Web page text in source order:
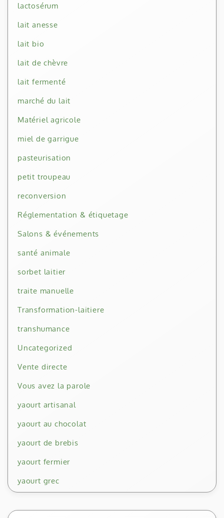
lactosérum
lait anesse
lait bio
lait de chèvre
lait fermenté
marché du lait
Matériel agricole
miel de garrigue
pasteurisation
petit troupeau
reconversion
Réglementation & étiquetage
Salons & événements
santé animale
sorbet laitier
traite manuelle
Transformation-laitiere
transhumance
Uncategorized
Vente directe
Vous avez la parole
yaourt artisanal
yaourt au chocolat
yaourt de brebis
yaourt fermier
yaourt grec